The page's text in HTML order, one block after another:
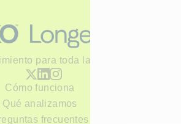
para toda la vida
Cómo funciona
Qué analizamos
frecuentes